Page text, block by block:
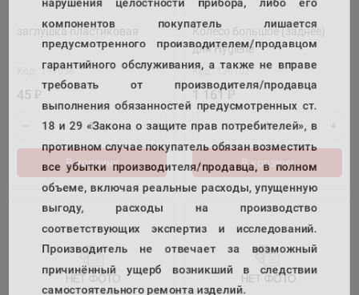
нарушения целостности прибора, либо его
компонентов покупатель лишается
предусмотренного производителем/продавцом
гарантийного обслуживания, а также не вправе
требовать от производителя/продавца
выполнения обязанностей предусмотренных ст.
18 и 29 «Закона о защите прав потребителей», в
противном случае покупатель обязан возместить
все убытки производителя/продавца, в полном
объеме, включая реальные расходы, упущенную
выгоду, расходы на производство
соответствующих экспертиз и исследований.
Производитель не отвечает за возможный
причинённый ущерб возникший в следствии
самостоятельного ремонта изделий.
заглушка пластиковая
197056
45 ₽
В корзину
Колесо большое (заднее)
для Hygiene
Код: 130102
1 161 ₽
В корзину